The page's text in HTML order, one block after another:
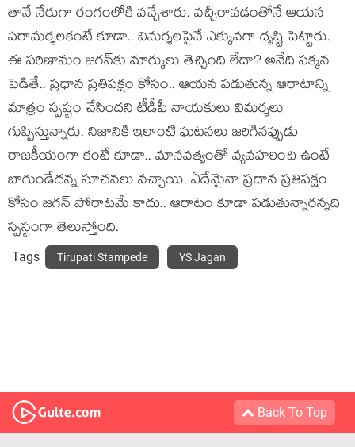
తానే నేరుగా రంగంలోకి వ‌చ్చేశారు. వ‌చ్చీరావ‌డంతోనే ఆయ‌న
ప‌రామ‌ర్శ‌ల‌కంటే కూడా.. విమ‌ర్శ‌ల‌పైనే ఎక్కువ‌గా దృష్టి పెట్టారు.
ఈ ప‌రిణామం జ‌గ‌న్‌కు మార్కులు తెచ్చింది లేదా? అనేది ప‌క్క‌న
పెడితే.. ప్ర‌ధాన ప్ర‌తిప‌క్షం కోసం.. ఆయ‌న ప‌డుతున్న ఆరాటాన్ని
మాత్రం స్ప‌ష్టం చేసింద‌ని టీడీపీ నాయ‌కులు విమ‌ర్శ‌లు
గుప్పిస్తున్నారు. నిజానికి ఇలాంటి ఘ‌ట‌న‌లు జ‌రిగిన‌ప్పుడు
రాజ‌కీయంగా కంటే కూడా.. మాన‌వ‌త్వంతో వ్య‌వ‌హ‌రించి ఉంటే
బాగుండేద‌న్న సూచ‌న‌లు వ‌చ్చాయి. ఏదేమైనా ప్ర‌ధాన ప్ర‌తిప‌క్షం
కోసం జ‌గ‌న్ పోరాట‌మే కాదు.. ఆరాటం కూడా ప‌డుతున్నార‌న్న‌ది
స్ప‌స్టంగా తెలుస్తోంది.
Tags Tirupati Stampede YS Jagan
Back To Top